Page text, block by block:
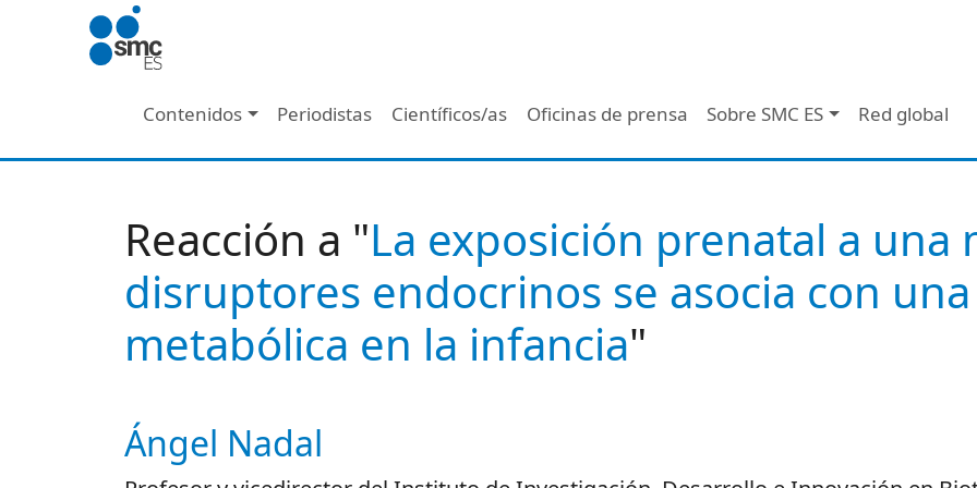
Pasar al contenido principal
Navegación principal - Header
Contenidos Periodistas Científicos/as Oficinas de prensa Sobre SMC ES Red global
Reacción a "La exposición prenatal a una
disruptores endocrinos se asocia con
metabólica en la infancia"
Autor/es reacciones
Ángel Nadal